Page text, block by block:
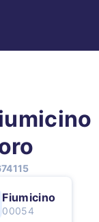
Fiumicino
00054